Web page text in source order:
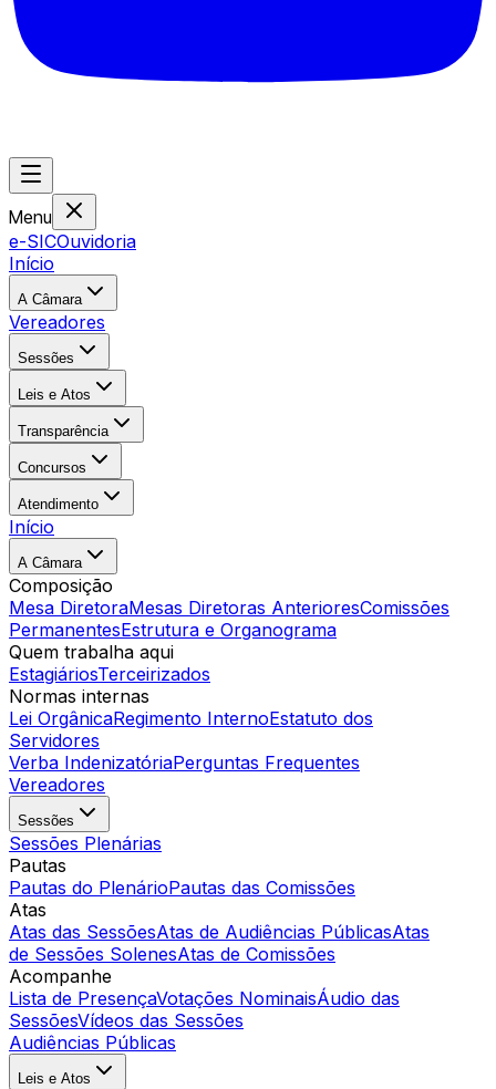
Menu
e-SICOuvidoria
Início
A Câmara
Vereadores
Sessões
Leis e Atos
Transparência
Concursos
Atendimento
Início
A Câmara
Composição
Mesa DiretoraMesas Diretoras AnterioresComissões
PermanentesEstrutura e Organograma
Quem trabalha aqui
EstagiáriosTerceirizados
Normas internas
Lei OrgânicaRegimento InternoEstatuto dos
Servidores
Verba IndenizatóriaPerguntas Frequentes
Vereadores
Sessões
Sessões Plenárias
Pautas
Pautas do PlenárioPautas das Comissões
Atas
Atas das SessõesAtas de Audiências PúblicasAtas
de Sessões SolenesAtas de Comissões
Acompanhe
Lista de PresençaVotações NominaisÁudio das
SessõesVídeos das Sessões
Audiências Públicas
Leis e Atos